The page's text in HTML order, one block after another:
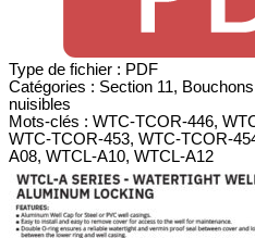
Type de fichier : PDF
Catégories : Section 11,
nuisibles
Mots-clés : WTC-TCOR-446,
WTC-TCOR-453, WTC-TCOR-
A08, WTCL-A10, WTCL-A12